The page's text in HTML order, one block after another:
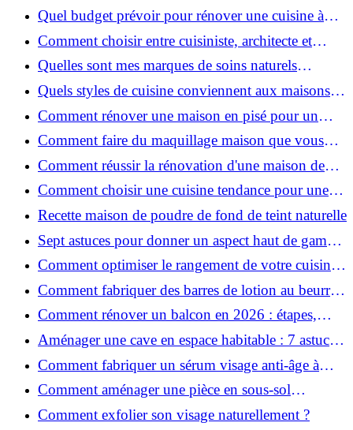
pour une peau douce
Quel budget prévoir pour rénover une cuisine à
Voiron en 2026 : coûts et aides locales ?
Comment choisir entre cuisiniste, architecte et
contractant général à Voiron ?
Quelles sont mes marques de soins naturels
préférées ?
Quels styles de cuisine conviennent aux maisons et
appartements du Voironnais ?
Comment rénover une maison en pisé pour un
habitat sain et performant ?
Comment faire du maquillage maison que vous
utiliserez vraiment ?
Comment réussir la rénovation d'une maison de
ville en 2026 ?
Comment choisir une cuisine tendance pour une
rénovation en 2026 ?
Recette maison de poudre de fond de teint naturelle
Sept astuces pour donner un aspect haut de gamme
à votre cuisine
Comment optimiser le rangement de votre cuisine
et gagner de la place ?
Comment fabriquer des barres de lotion au beurre
de karité ?
Comment rénover un balcon en 2026 : étapes,
budget et matériaux ?
Aménager une cave en espace habitable : 7 astuces
essentielles
Comment fabriquer un sérum visage anti-âge à
l'huile de rose musquée ?
Comment aménager une pièce en sous-sol
efficacement ?
Comment exfolier son visage naturellement ?